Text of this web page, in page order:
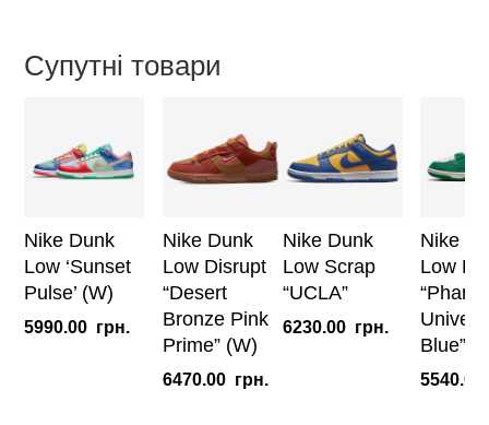
Супутні товари
Nike Dunk
Low ‘Sunset
Pulse’ (W)
5990.00 грн.
Nike Dunk
Low Disrupt
“Desert
Bronze Pink
Prime” (W)
6470.00 грн.
Nike Dunk
Low Scrap
“UCLA”
6230.00 грн.
Nike
Low
Blue”
5540.00